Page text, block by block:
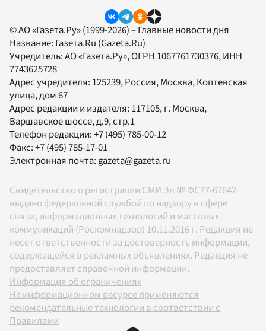
© АО «Газета.Ру» (1999-2026) – Главные новости дня
Название: Газета.Ru (Gazeta.Ru)
Учредитель:АО «Газета.Ру», ОГРН 1067761730376, ИНН
7743625728
Адрес учредителя: 125239, Россия, Москва, Коптевская
улица, дом 67
Адрес редакции и издателя: 117105, г. Москва,
Варшавское шоссе, д.9, стр.1
Телефон редакции:+7 (495) 785-00-12
Факс:+7 (495) 785-17-01
Электронная почта: gazeta@gazeta.ru
Свидетельство о регистрации СМИ Эл № ФС77-67642
выдано федеральной службой по надзору в сфере
связи, информационных технологий и массовых
коммуникаций (Роскомнадзор) 10.11.2016 г. Редакция не
несет ответственности за достоверность информации,
содержащейся в рекламных объявлениях. Редакция не
предоставляет справочной информации.
Информация об ограничениях
На информационном ресурсе применяются
рекомендательные технологии в соответствии с
Правилами